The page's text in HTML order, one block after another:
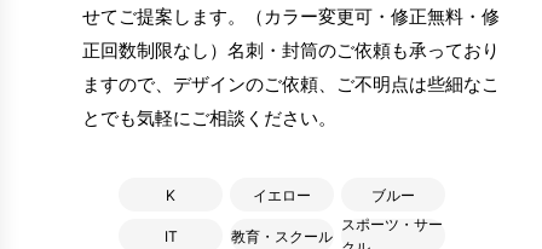
せてご提案します。（カラー変更可・修正無料・修
正回数制限なし）名刺・封筒のご依頼も承っており
ますので、デザインのご依頼、ご不明点は些細なこ
とでも気軽にご相談ください。
K イエロー ブルー
IT 教育・スクール
スポーツ・サー